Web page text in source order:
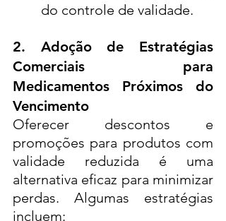
do controle de validade.
2. Adoção de Estratégias
Comerciais para
Medicamentos Próximos do
Vencimento
Oferecer descontos e
promoções para produtos com
validade reduzida é uma
alternativa eficaz para minimizar
perdas. Algumas estratégias
incluem: